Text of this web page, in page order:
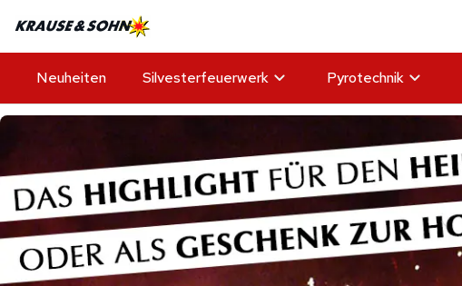
Neuheiten Silvesterfeuerwerk Pyrotechnik